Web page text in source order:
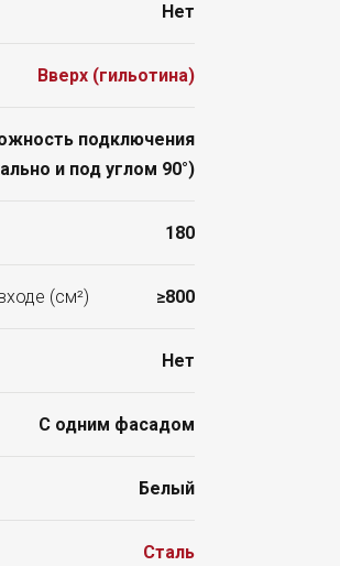
Нет
Вверх (гильотина)
подключения
и под углом 90°)
180
(см²) ≥800
Нет
С одним фасадом
Белый
Сталь